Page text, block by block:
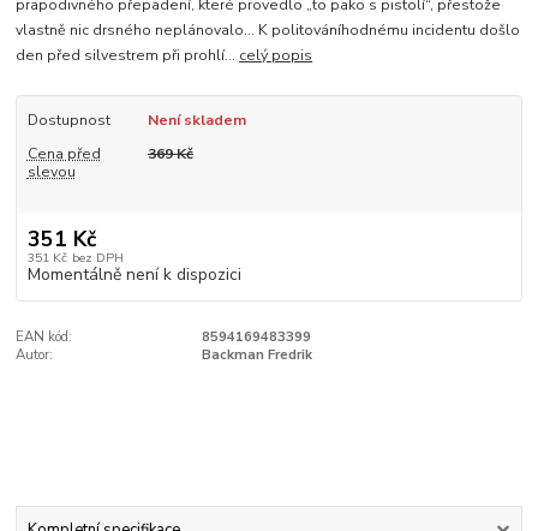
prapodivného přepadení, které provedlo „to pako s pistolí“, přestože
vlastně nic drsného neplánovalo... K politováníhodnému incidentu došlo
den před silvestrem při prohlí... celý popis
Dostupnost
Není skladem
Cena před
slevou
369 Kč
351 Kč
351 Kč bez DPH
Momentálně není k dispozici
EAN kód:
8594169483399
Autor:
Backman Fredrik